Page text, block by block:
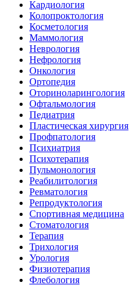
Кардиология
Колопроктология
Косметология
Маммология
Неврология
Нефрология
Онкология
Ортопедия
Оториноларингология
Офтальмология
Педиатрия
Пластическая хирургия
Профпатология
Психиатрия
Психотерапия
Пульмонология
Реабилитология
Ревматология
Репродуктология
Спортивная медицина
Стоматология
Терапия
Трихология
Урология
Физиотерапия
Флебология